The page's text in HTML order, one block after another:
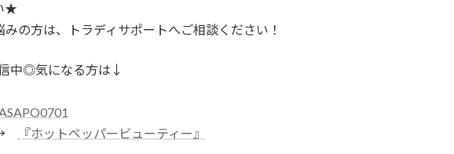
★
の方は、トラディサポートへご相談ください！
中◎気になる方は↓
『ホットペッパービューティー』